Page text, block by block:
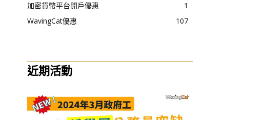
加密貨幣平台開戶優惠
1
WavingCat優惠
107
近期活動